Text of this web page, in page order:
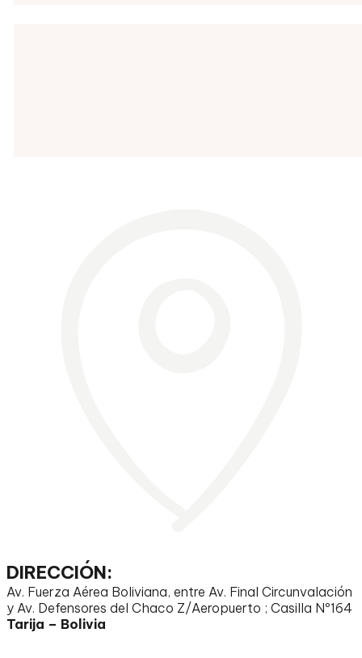
DIRECCIÓN:
Av. Fuerza Aérea Boliviana, entre Av. Final Circunvalación
y Av. Defensores del Chaco Z/Aeropuerto ; Casilla Nº164
Tarija – Bolivia